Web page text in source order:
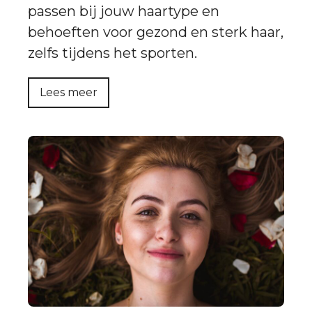
passen bij jouw haartype en
behoeften voor gezond en sterk haar,
zelfs tijdens het sporten.
Lees meer